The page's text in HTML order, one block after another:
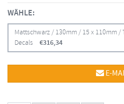
WÄHLE:
Mattschwarz / 130mm / 15 x 110mm /
Decals
€316,34
E-